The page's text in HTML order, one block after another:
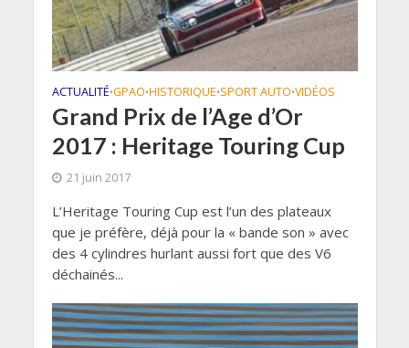
ACTUALITÉ•GPAO•HISTORIQUE•SPORT AUTO•VIDÉOS
Grand Prix de l’Age d’Or
2017 : Heritage Touring Cup
21 juin 2017
L’Heritage Touring Cup est l’un des plateaux
que je préfère, déjà pour la « bande son » avec
des 4 cylindres hurlant aussi fort que des V6
déchainés...